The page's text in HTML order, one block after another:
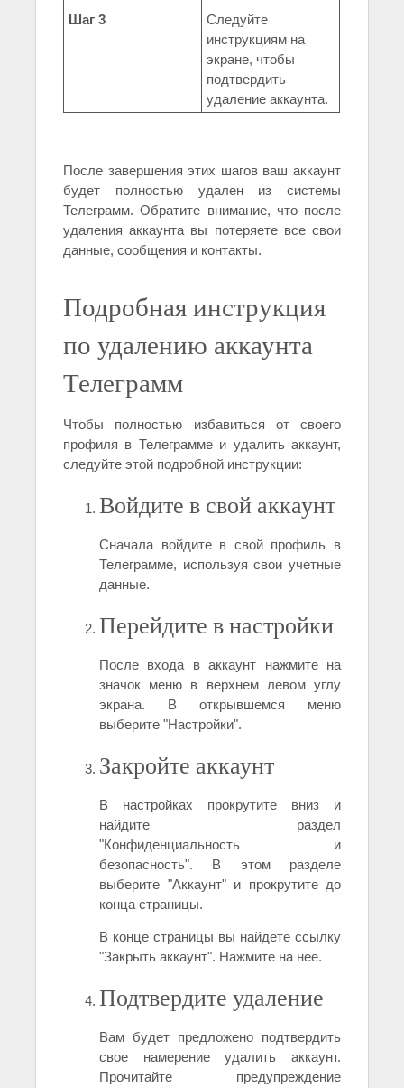
Шаг 3
Следуйте
инструкциям на
экране, чтобы
подтвердить
удаление аккаунта.
После завершения этих шагов ваш аккаунт
будет полностью удален из системы
Телеграмм. Обратите внимание, что после
удаления аккаунта вы потеряете все свои
данные, сообщения и контакты.
Подробная инструкция
по удалению аккаунта
Телеграмм
Чтобы полностью избавиться от своего
профиля в Телеграмме и удалить аккаунт,
следуйте этой подробной инструкции:
Войдите в свой аккаунт
Сначала войдите в свой профиль в
Телеграмме, используя свои учетные
данные.
Перейдите в настройки
После входа в аккаунт нажмите на
значок меню в верхнем левом углу
экрана. В открывшемся меню
выберите "Настройки".
Закройте аккаунт
В настройках прокрутите вниз и
найдите раздел
"Конфиденциальность и
безопасность". В этом разделе
выберите "Аккаунт" и прокрутите до
конца страницы.
В конце страницы вы найдете ссылку
"Закрыть аккаунт". Нажмите на нее.
Подтвердите удаление
Вам будет предложено подтвердить
свое намерение удалить аккаунт.
Прочитайте предупреждение